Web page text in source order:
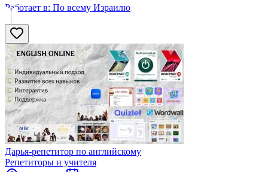
Работает в: По всему Израилю
Дарья-репетитор по английскому
Репетиторы и учителя